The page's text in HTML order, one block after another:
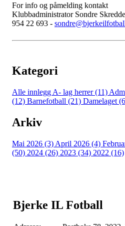
For info og påmelding kontakt
Klubbadministrator Sondre
954 22 693 -
Kategori
Alle innlegg A- lag herrer (11)
(12) Barnefotball (21) Damelaget
Arkiv
Mai 2026 (3) April 2026 (4)
(50) 2024 (26) 2023 (34) 2022 (16)
Bjerke IL Fotball